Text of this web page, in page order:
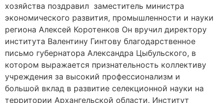
хозяйства поздравил заместитель министра
экономического развития, промышленности и науки
региона Алексей Коротенков Он вручил директору
института Валентину Гинтову благодарственное
письмо губернатора Александра Цыбульского, в
котором выражается признательность коллективу
учреждения за высокий профессионализм и
большой вклад в развитие селекционной науки на
территории Архангельской области. Институт